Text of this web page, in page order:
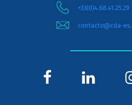
+33(0)4.68.41.25.29
contacto@cda-